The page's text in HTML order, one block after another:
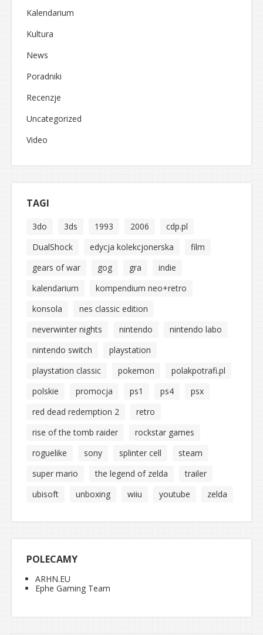
Kalendarium
Kultura
News
Poradniki
Recenzje
Uncategorized
Video
TAGI
3do 3ds 1993 2006
cdp.pl
DualShock
edycja kolekcjonerska
film
gears of war
gog gra
indie
kalendarium
kompendium neo+retro
konsola
nes classic edition
neverwinter nights
nintendo
nintendo labo
nintendo switch
playstation
playstation classic
pokemon
polakpotrafi.pl
polskie
promocja ps1 ps4
psx
red dead redemption 2
retro
rise of the tomb raider
rockstar games
roguelike
sony splinter cell
steam
super mario
the legend of zelda
trailer
ubisoft
unboxing wiiu youtube zelda
POLECAMY
ARHN.EU
Ephe Gaming Team